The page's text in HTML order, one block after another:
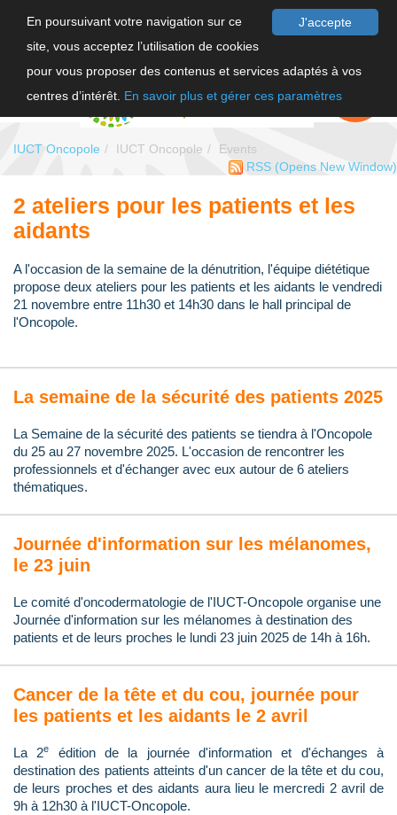
J'accepte
En poursuivant votre navigation sur ce
site, vous acceptez l’utilisation de cookies
pour vous proposer des contenus et services adaptés à vos
centres d’intérêt. En savoir plus et gérer ces paramètres
FAIRE UN
DON
IUCT Oncopole IUCT Oncopole
Events
RSS (Opens New Window)
2 ateliers pour les patients et les
aidants
A l'occasion de la semaine de la dénutrition, l'équipe diététique
propose deux ateliers pour les patients et les aidants le vendredi
21 novembre entre 11h30 et 14h30 dans le hall principal de
l'Oncopole.
La semaine de la sécurité des patients 2025
La Semaine de la sécurité des patients se tiendra à l'Oncopole
du 25 au 27 novembre 2025. L'occasion de rencontrer les
professionnels et d'échanger avec eux autour de 6 ateliers
thématiques.
Journée d'information sur les mélanomes,
le 23 juin
Le comité d'oncodermatologie de l'IUCT-Oncopole organise une
Journée d'information sur les mélanomes à destination des
patients et de leurs proches le lundi 23 juin 2025 de 14h à 16h.
Cancer de la tête et du cou, journée pour
les patients et les aidants le 2 avril
La 2e
édition de la journée d'information et d'échanges à
destination des patients atteints d'un cancer de la tête et du cou,
de leurs proches et des aidants aura lieu le mercredi 2 avril de
9h à 12h30 à l'IUCT-Oncopole.